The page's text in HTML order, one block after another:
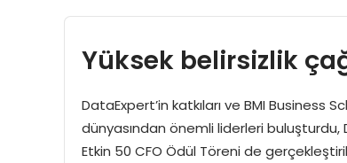
Yüksek belirsizlik
DataExpert’in katkıları ve BMI Business
dünyasından önemli liderleri
Etkin 50 CFO Ödül Töreni de